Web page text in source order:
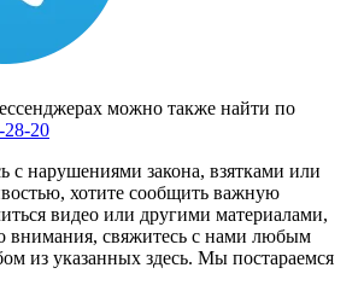
можно также найти по
28-20
с нарушениями закона, взятками или
хотите сообщить важную
видео или другими материалами,
внимания, свяжитесь с нами любым
из указанных здесь. Мы постараемся